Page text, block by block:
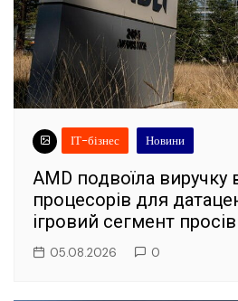
ІТ-бізнес Новини
AMD подвоїла виручку
процесорів для
ігровий сегмент
05.08.2026 0